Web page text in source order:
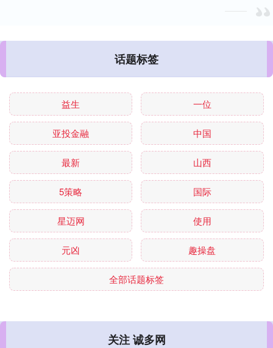
话题标签
益生 一位
亚投金融 中国
最新 山西
5策略 国际
星迈网 使用
元凶 趣操盘
全部话题标签
关注 诚多网